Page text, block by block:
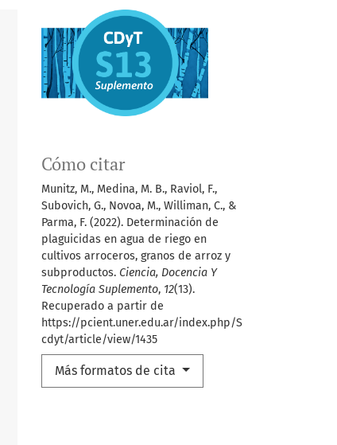
Cómo citar
Munitz, M., Medina, M. B., Raviol, F.,
Subovich, G., Novoa, M., Williman, C., &
Parma, F. (2022). Determinación de
plaguicidas en agua de riego en
cultivos arroceros, granos de arroz y
subproductos. Ciencia, Docencia Y
Tecnología Suplemento, 12(13).
Recuperado a partir de
https://pcient.uner.edu.ar/index.php/S
cdyt/article/view/1435
Más formatos de cita